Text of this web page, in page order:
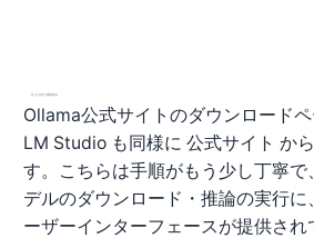
Ollama公式サイトのダウンロード
LM Studio も同様に 公式サイト か
す。こちらは手順がもう少し丁寧で
デルのダウンロード・推論の実行
ーザーインターフェースが提供さ